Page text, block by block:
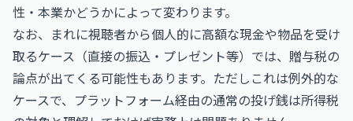
性・本業かどうかによって変わります。
なお、まれに視聴者から個人的に高額な現金や物品を受け
取るケース（直接の振込・プレゼント等）では、贈与税の
論点が出てくる可能性もあります。ただしこれは例外的な
ケースで、プラットフォーム経由の通常の投げ銭は所得税